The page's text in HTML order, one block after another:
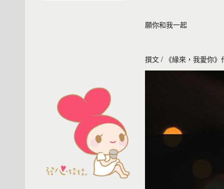
願你和我一起
撰文 / 《緣來，我愛你》